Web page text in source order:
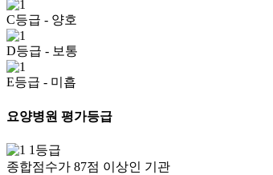
C등급 - 양호
D등급 - 보통
E등급 - 미흡
요양병원 평가등급
1등급
종합점수가 87점 이상인 기관